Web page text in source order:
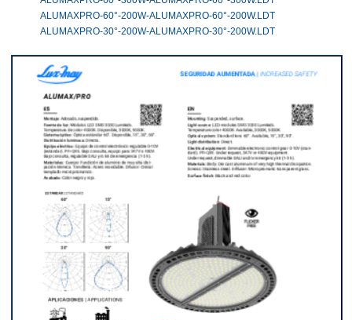
ALUMAXPRO-60°-200W-ALUMAXPRO-60°-200W.LDT
ALUMAXPRO-30°-200W-ALUMAXPRO-30°-200W.LDT